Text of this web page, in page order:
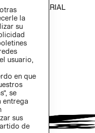
EMPRESARIAL
la
su
usuario,
en que
se
entrega
sus
de